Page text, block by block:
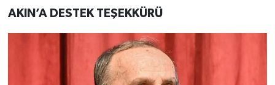
AKIN’A DESTEK TEŞEKKÜRÜ